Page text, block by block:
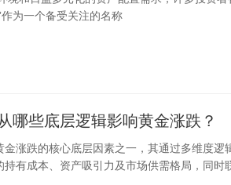
为一个备受关注的名称
哪些底层逻辑影响黄金涨跌？
涨跌的核心底层因素之一，其通过多维度
有成本、资产吸引力及市场供需格局，同时